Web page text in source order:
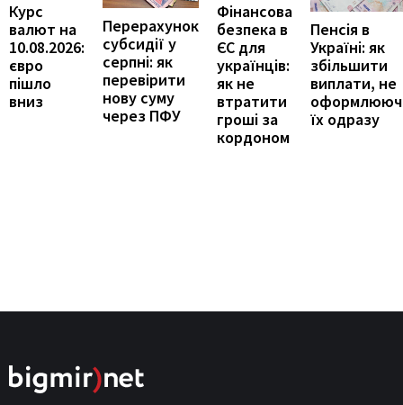
Курс
валют на
10.08.2026:
євро
пішло
вниз
Перерахунок
субсидії у
серпні: як
перевірити
нову суму
через ПФУ
Фінансова
безпека в
ЄС для
українців:
як не
втратити
гроші за
кордоном
Пенсія в
Україні: як
збільшити
виплати, не
їх одразу